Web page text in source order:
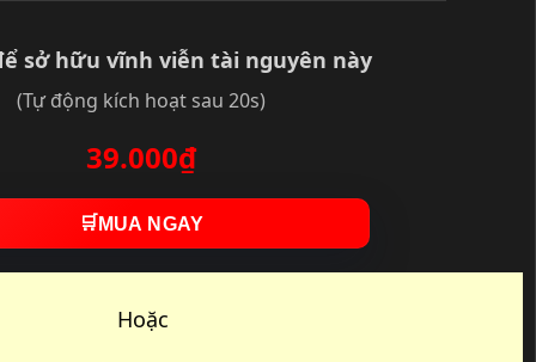
sở hữu vĩnh viễn tài nguyên này
(Tự động kích hoạt sau 20s)
39.000₫
🛒 MUA NGAY
Hoặc